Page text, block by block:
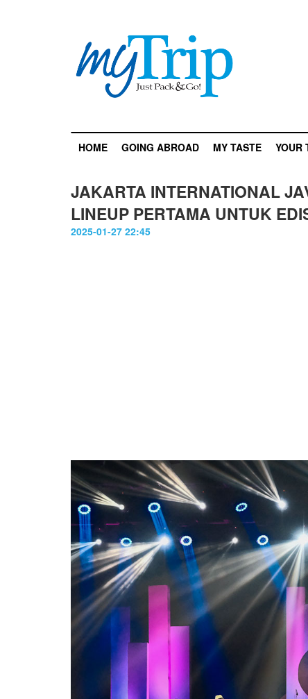
HOME GOING ABROAD MY TASTE YOUR
JAKARTA INTERNATIONAL
LINEUP PERTAMA UNTUK
2025-01-27 22:45